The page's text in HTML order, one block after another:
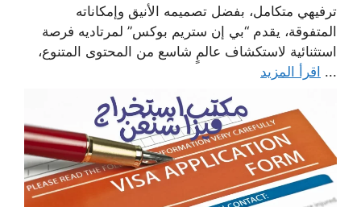
ترفيهي متكامل، بفضل تصميمه الأنيق وإمكاناته
المتفوقة، يقدم “بي إن ستريم بوكس” لمرتاديه فرصة
استثنائية لاستكشاف عالمٍ شاسع من المحتوى المتنوع،
... اقرأ المزيد